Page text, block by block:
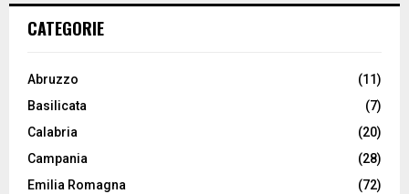
CATEGORIE
Abruzzo
(11)
Basilicata
(7)
Calabria
(20)
Campania
(28)
Emilia Romagna
(72)